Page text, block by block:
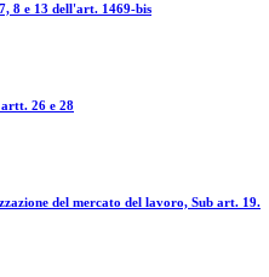
8 e 13 dell'art. 1469-bis
26 e 28
del mercato del lavoro, Sub art. 19.